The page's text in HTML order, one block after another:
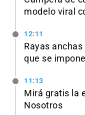
modelo viral
12:11
Rayas
que se
11:13
Mirá gratis la
Nosotros